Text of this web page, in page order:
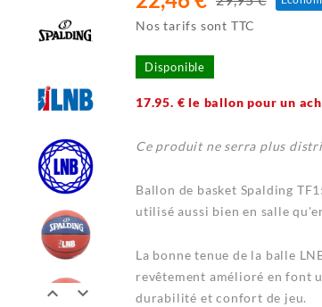
 
Nos tarifs sont TTC
Disponible
17.95. € le ballon pour un
Ce produit ne serra plus
Ballon de basket Spalding
utilisé aussi bien en salle
La bonne tenue de la balle
revêtement amélioré en font
durabilité et confort de jeu.